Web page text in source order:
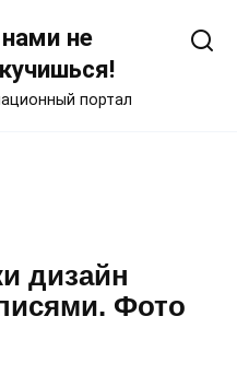
не
портал
дизайн
Фото